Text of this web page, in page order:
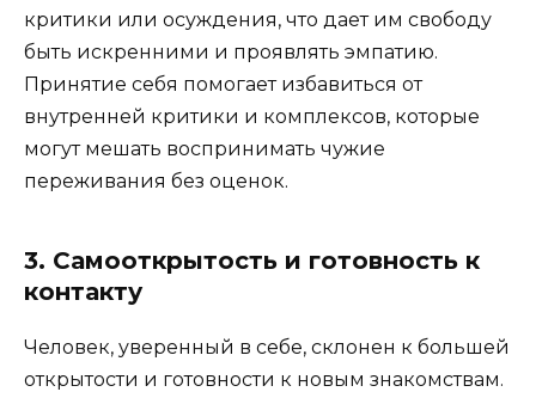
критики или осуждения, что дает им свободу
быть искренними и проявлять эмпатию.
Принятие себя помогает избавиться от
внутренней критики и комплексов, которые
могут мешать воспринимать чужие
переживания без оценок.
3. Самооткрытость и готовность к
контакту
Человек, уверенный в себе, склонен к большей
открытости и готовности к новым знакомствам.